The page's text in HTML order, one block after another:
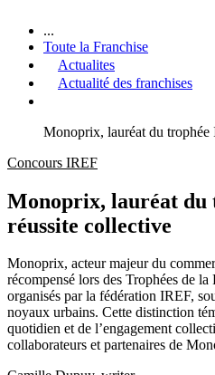
...
Toute la Franchise
Actualites
Actualité des franchises
Monoprix, lauréat du
Concours IREF
Monoprix, lauréat du
réussite collective
Monoprix, acteur majeur du
récompensé lors des Trophées de
organisés par la fédération IREF,
noyaux urbains. Cette distinction
quotidien et de l’engagement
collaborateurs et partenaires de